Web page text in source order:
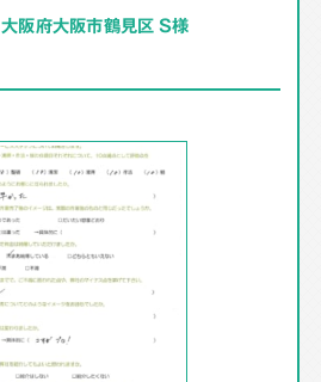
大阪府大阪市鶴見区 S様